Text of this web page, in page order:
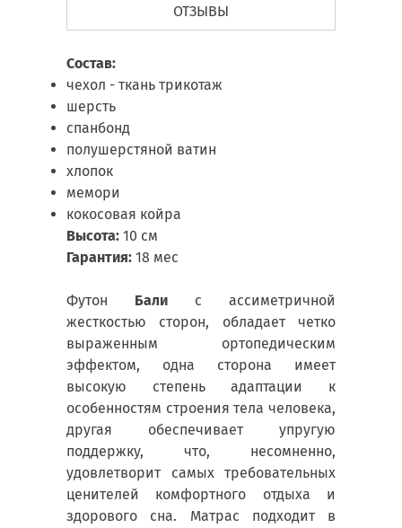
ОТЗЫВЫ
Состав:
чехол - ткань трикотаж
шерсть
спанбонд
полушерстяной ватин
хлопок
мемори
кокосовая койра
Высота: 10 см
Гарантия: 18 мес
Футон Бали с ассиметричной
жесткостью сторон, обладает четко
выраженным ортопедическим
эффектом, одна сторона имеет
высокую степень адаптации к
особенностям строения тела человека,
другая обеспечивает упругую
поддержку, что, несомненно,
удовлетворит самых требовательных
ценителей комфортного отдыха и
здорового сна. Матрас подходит в